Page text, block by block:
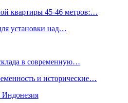
квартиры 45-46 метров:…
установки над…
в современную…
и исторические…